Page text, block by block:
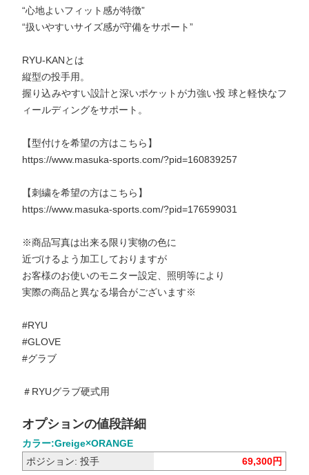
“心地よいフィット感が特徴”
“扱いやすいサイズ感が守備をサポート”
RYU-KANとは
縦型の投手用。
握り込みやすい設計と深いポケットが力強い投 球と軽快なフ
ィールディングをサポート。
【型付けを希望の方はこちら】
https://www.masuka-sports.com/?pid=160839257
【刺繍を希望の方はこちら】
https://www.masuka-sports.com/?pid=176599031
※商品写真は出来る限り実物の色に
近づけるよう加工しておりますが
お客様のお使いのモニター設定、照明等により
実際の商品と異なる場合がございます※
#RYU
#GLOVE
#グラブ
＃RYUグラブ硬式用
オプションの値段詳細
カラー:Greige×ORANGE
ポジション: 投手
69,300円